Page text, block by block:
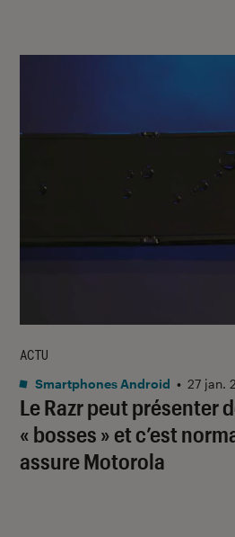
Le Razr peut présenter
« bosses » et c’est
assure Motorola
ACTU
Smartphones Android • 27 jan.